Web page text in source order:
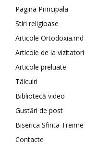
Pagina Principala
Știri religioase
Articole Ortodoxia.md
Articole de la vizitatori
Articole preluate
Tâlcuiri
Bibliotecă video
Gustări de post
Biserica Sfinta Treime
Contacte